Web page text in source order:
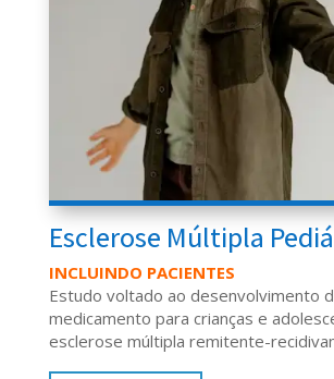
Esclerose Múltipla
INCLUINDO PACIENTES
Estudo voltado ao desenvolvimento
medicamento para crianças e
esclerose múltipla remitente-